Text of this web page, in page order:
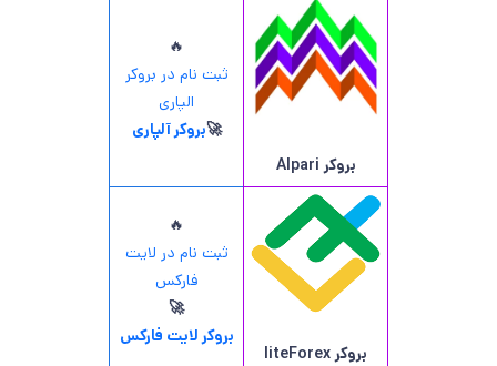
بروکر Alpari
🔥
ثبت نام در بروکر
الپاری
🚀بروکر آلپاری
بروکر liteForex
🔥
ثبت نام در لایت
فارکس
🚀
بروکر لایت فارکس